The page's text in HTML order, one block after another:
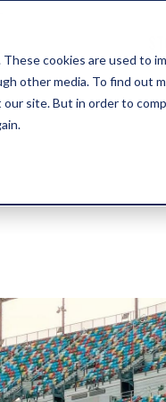
cookies are used to
other media. To find out
site. But in order to